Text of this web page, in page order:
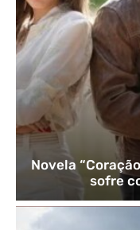
Novela
sofre